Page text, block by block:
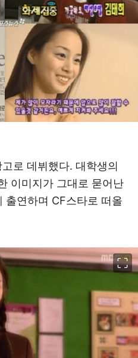
로 데뷔했다. 대학생의
이미지가 그대로 묻어난
출연하며 CF스타로 떠올